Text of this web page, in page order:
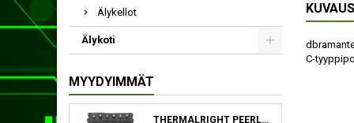
Älykellot
Älykoti
MYYDYIMMÄT
THERMALRIGHT PEERLESS ASSASSIN 120 SE SUORITIN JÄÄHDYTYSLEVY/JÄÄHDYTIN 12 CM MUSTA
KUVAUS
C-